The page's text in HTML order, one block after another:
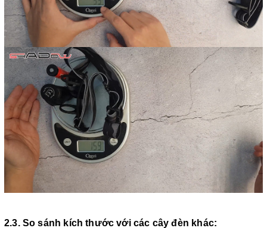
2.3. So sánh kích thước với các cây đèn khác: